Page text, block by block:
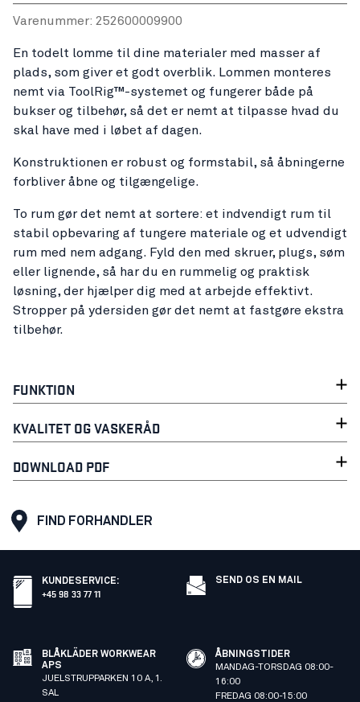
Varenummer: 252600009900
En todelt lomme til dine materialer med masser af
plads, som giver et godt overblik. Lommen monteres
nemt via ToolRig™-systemet og fungerer både på
bukser og tilbehør, så det er nemt at tilpasse hvad du
skal have med i løbet af dagen.
Konstruktionen er robust og formstabil, så åbningerne
forbliver åbne og tilgængelige.
To rum gør det nemt at sortere: et indvendigt rum til
stabil opbevaring af tungere materiale og et udvendigt
rum med nem adgang. Fyld den med skruer, plugs, søm
eller lignende, så har du en rummelig og praktisk
løsning, der hjælper dig med at arbejde effektivt.
Stropper på ydersiden gør det nemt at fastgøre ekstra
tilbehør.
FUNKTION
KVALITET OG VASKERÅD
DOWNLOAD PDF
FIND FORHANDLER
KUNDESERVICE:
+45 98 33 77 11
SEND OS EN MAIL
BLÅKLÄDER WORKWEAR
APS
JUELSTRUPPARKEN 10 A, 1.
SAL
ÅBNINGSTIDER
MANDAG-TORSDAG 08:00-
16:00
FREDAG 08:00-15:00